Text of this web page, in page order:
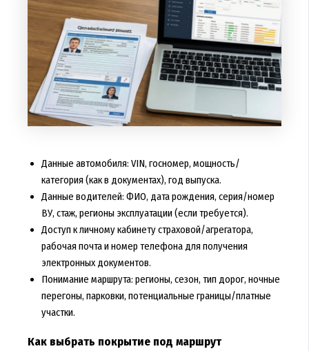
Данные автомобиля: VIN, госномер, мощность/
категория (как в документах), год выпуска.
Данные водителей: ФИО, дата рождения, серия/номер
ВУ, стаж, регионы эксплуатации (если требуется).
Доступ к личному кабинету страховой/агрегатора,
рабочая почта и номер телефона для получения
электронных документов.
Понимание маршрута: регионы, сезон, тип дорог, ночные
перегоны, парковки, потенциальные границы/платные
участки.
Как выбрать покрытие под маршрут